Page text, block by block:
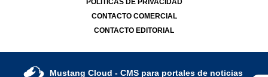
POLITICAS DE PRIVACIDAD
CONTACTO COMERCIAL
CONTACTO EDITORIAL
Mustang Cloud - CMS para portales de noticias